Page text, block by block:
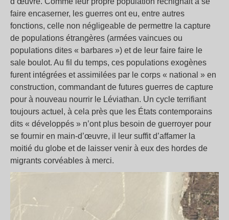
faire encaserner, les guerres ont eu, entre autres
fonctions, celle non négligeable de permettre la capture
de populations étrangères (armées vaincues ou
populations dites « barbares ») et de leur faire faire le
sale boulot. Au fil du temps, ces populations exogènes
furent intégrées et assimilées par le corps « national » en
construction, commandant de futures guerres de capture
pour à nouveau nourrir le Léviathan. Un cycle terrifiant
toujours actuel, à cela près que les États contemporains
dits « développés » n’ont plus besoin de guerroyer pour
se fournir en main-d’œuvre, il leur suffit d’affamer la
moitié du globe et de laisser venir à eux des hordes de
migrants corvéables à merci.